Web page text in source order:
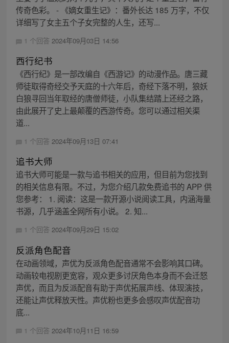
传奇色彩。 - 《嫡女重生记》：番外长达 185 万字，不仅
详细写了女主五个子女完整的人生，还写...
1 个回答 2024年09月03日 14:56
西行纪书
《西行纪》是一部改编自《西游记》的动漫作品。唐三藏
师徒取得奇经交予天庭的十六年后，奇经下落不明，狼妖
白狼寻回当年取经的唐僧师徒，小队集结踏上还经之路，
由此展开了史上最颠覆的西游传奇。您可以通过相关渠
道...
1 个回答 2024年09月13日 07:41
追书大师
追书大师可能是一款与追书相关的应用，但目前为您找到
的相关信息有限。不过，为您介绍几款免费追书的 APP 供
您参考： 1. 阅读：这是一款开源小说阅读工具，内涵海量
书源，几乎涵盖全网所有小说。 2. 知...
1 个回答 2024年09月29日 15:02
反派角色配音
在动画领域，声优为反派角色配音通常不会影响其口碑。
动画较电视剧更宽容，观众更多讨厌角色本身而不会迁怒
声优，而且为反派配音有助于声优拓展声线、体现演技，
还能让声优释放天性。声优粉也更多会感叹声优配音功
底...
1 个回答 2024年10月11日 16:59